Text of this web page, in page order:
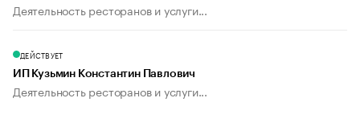
Деятельность ресторанов и услуги...
ДЕЙСТВУЕТ
ИП Кузьмин Константин Павлович
Деятельность ресторанов и услуги...